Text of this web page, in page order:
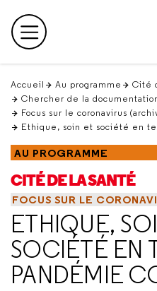
en
haut Menu principal
Accueil Au programme
Cité
Chercher de la
Focus sur le coronavirus
Ethique, soin et société en
AU PROGRAMME
CITÉ DE LA SANTÉ
FOCUS SUR LE
ETHIQUE,
SOCIÉTÉ EN
PANDÉMIE